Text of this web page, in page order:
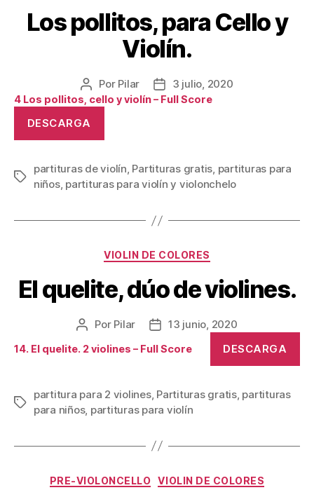
Los pollitos, para Cello y
Violín.
Autor
de
publicación
Por Pilar
Fecha
de
3 julio, 2020
4 Los pollitos, cello y violín – Full Score
DESCARGA
Etiquetas
partituras de violín, Partituras gratis, partituras para
niños, partituras para violín y violonchelo
Categorías
VIOLIN DE COLORES
El quelite, dúo de violines.
Autor
la
Por Pilar
Fecha
la
13 junio, 2020
14. El quelite. 2 violines – Full Score DESCARGA
Etiquetas
partitura para 2 violines, Partituras gratis, partituras
para niños, partituras para violín
Categorías
PRE-VIOLONCELLO
VIOLIN DE COLORES